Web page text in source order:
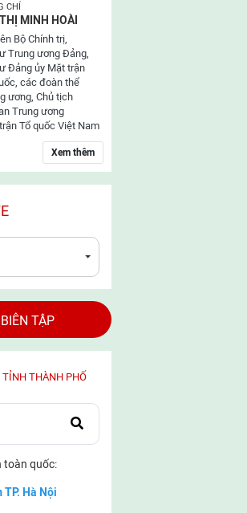
CHÍ
MINH HOÀI
Bộ Chính trị,
Trung ương Đảng,
Đảng ủy Mặt trận
các đoàn thể
ương, Chủ tịch
Trung ương
Tổ quốc Việt Nam
Xem thêm
TẬP
TỈNH THÀNH PHỐ
toàn quốc:
Hà Nội